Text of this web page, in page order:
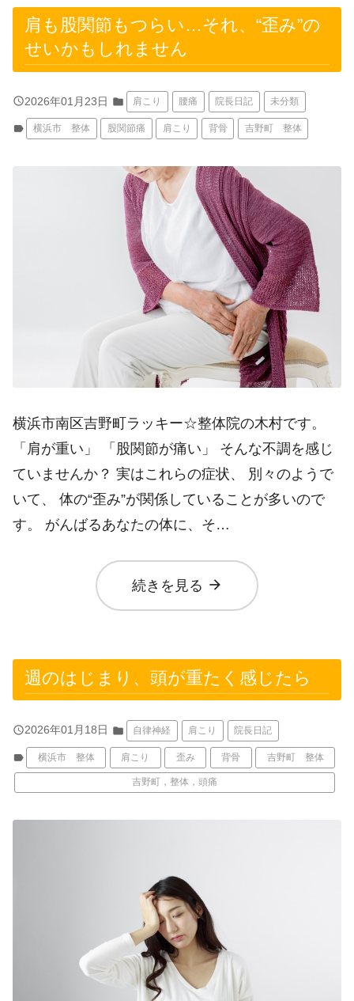
肩も股関節もつらい…それ、“歪み”の
せいかもしれません
query_builder2026年01月23日 folder 肩こり 腰痛 院長日記 未分類
label 横浜市 整体 股関節痛 肩こり 背骨 吉野町 整体
横浜市南区吉野町ラッキー☆整体院の木村です。
「肩が重い」 「股関節が痛い」 そんな不調を感じ
ていませんか？ 実はこれらの症状、 別々のようで
いて、 体の“歪み”が関係していることが多いので
す。 がんばるあなたの体に、そ…
続きを見る arrow_forward
週のはじまり、頭が重たく感じたら
query_builder2026年01月18日 folder 自律神経 肩こり 院長日記
label 横浜市 整体 肩こり 歪み 背骨 吉野町 整体
吉野町，整体，頭痛